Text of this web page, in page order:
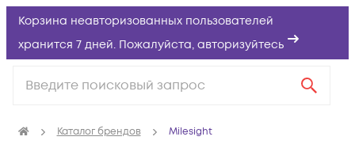
Корзина неавторизованных пользователей
хранится 7 дней. Пожалуйста, авторизуйтесь
Каталог брендов Milesight